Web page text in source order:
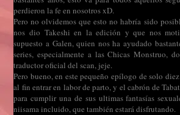
perdieron la fe en nosotros xD.
Pero no olvidemos que esto no habría sido
nos dio Takeshi en la edición y que nos
supuesto a Galen, quien nos ha ayudado
series, especialmente a las Chicas Monstruo,
traductor oficial del scan, jeje.
Pero bueno, en este pequeño epílogo de solo
al fin entrar en labor de parto, y el cabrón de
para cumplir una de sus ultimas fantasías
niisama incluido, que también estará disfrutando.